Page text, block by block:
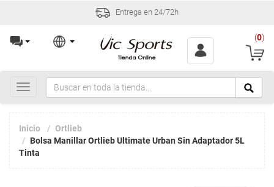
Entrega en 24/72h
(0)
Toggle
navigation
Inicio
Ortlieb
Bolsa Manillar Ortlieb Ultimate Urban Sin Adaptador 5L
Tinta